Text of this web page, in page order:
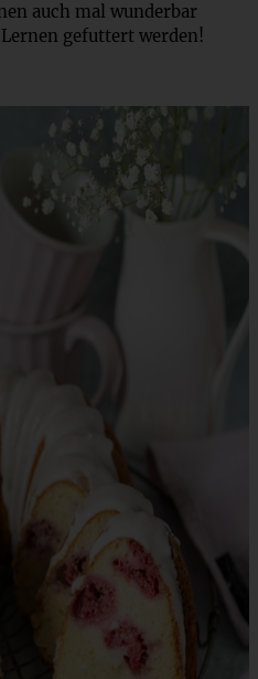
auch mal wunderbar
gefuttert werden!